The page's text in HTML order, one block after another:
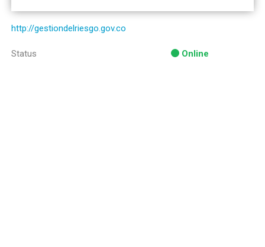
http://gestiondelriesgo.gov.co
Status Online